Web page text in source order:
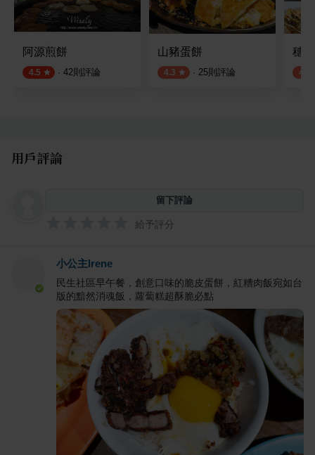
阿源煎餅
4.5 · 42則評論
山豬蛋餅
4.3 · 25則評論
穗
4.0
用戶評論
留下評論
給予評分
小公主Irene
民生社區早午餐，創意口味的脆皮蛋餅，紅糟肉飯宛如台
版的黯然消魂飯，蘿蔔糕超酥脆必點